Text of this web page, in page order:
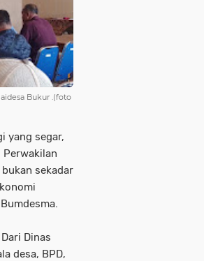
Bukur .(foto
yang segar,
Perwakilan
sekadar
Dinas
desa, BPD,